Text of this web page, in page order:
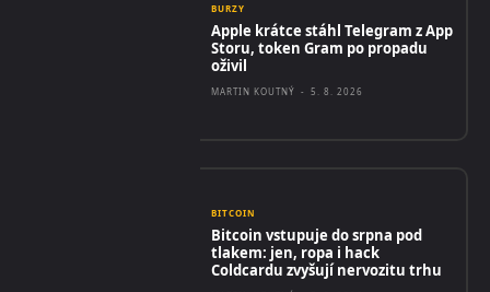
BURZY
Apple krátce stáhl Telegram z App
Storu, token Gram po propadu
oživil
MARTIN KOUTNÝ - 5. 8. 2026
BITCOIN
Bitcoin vstupuje do srpna pod
tlakem: jen, ropa i hack
Coldcardu zvyšují nervozitu trhu